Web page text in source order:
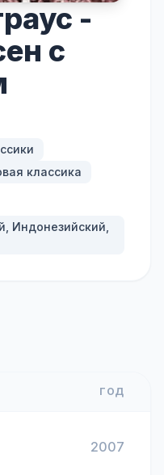
-
с
классика
Индонезийский,
ГОД
2007